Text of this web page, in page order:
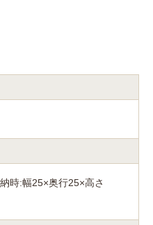
時:幅25×奥行25×高さ